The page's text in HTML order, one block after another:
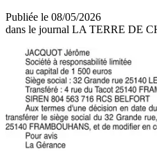
Publiée le 08/05/2026
dans le journal LA TERRE DE